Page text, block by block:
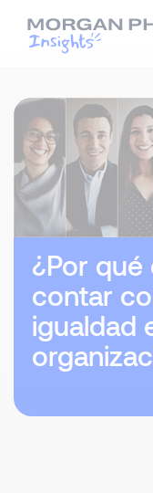
¿Por
contar
igualdad